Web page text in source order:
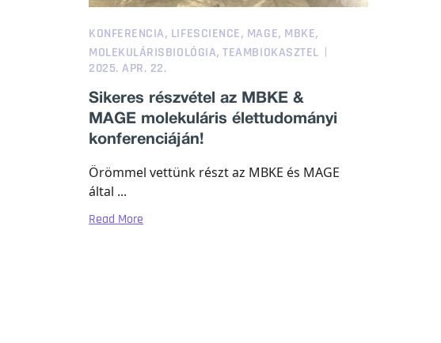
KONFERENCIA, LIFESCIENCE, MAGE, MBKE,
MOLEKULÁRISBIOLÓGIA,TEAMBIOKASZTEL
2025. APR. 22.
Sikeres részvétel az MBKE &
MAGE molekuláris élettudományi
konferenciáján!
Örömmel vettünk részt az MBKE és MAGE
által ...
Read More